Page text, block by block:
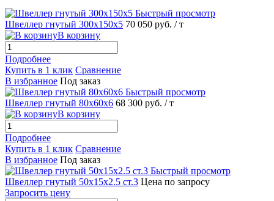
Быстрый просмотр
Швеллер гнутый 300х150х5 70 050 руб. / т
В корзину
Подробнее
Купить в 1 клик Сравнение
В избранное Под заказ
Быстрый просмотр
Швеллер гнутый 80х60х6 68 300 руб. / т
В корзину
Подробнее
Купить в 1 клик Сравнение
В избранное Под заказ
Быстрый просмотр
Швеллер гнутый 50х15х2.5 ст.3 Цена по запросу
Запросить цену